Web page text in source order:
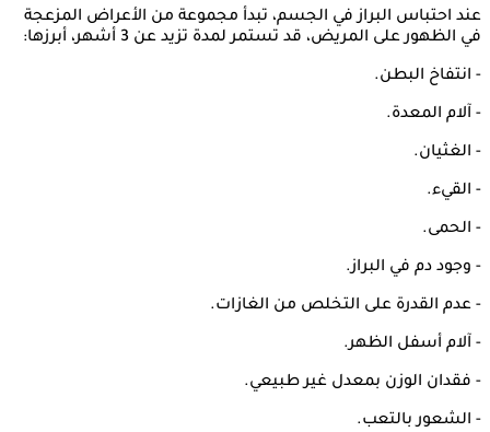
عند احتباس البراز في الجسم، تبدأ مجموعة من الأعراض المزعجة
في الظهور على المريض، قد تستمر لمدة تزيد عن 3 أشهر، أبرزها:
- انتفاخ البطن.
- آلام المعدة.
- الغثيان.
- القيء.
- الحمى.
- وجود دم في البراز.
- عدم القدرة على التخلص من الغازات.
- آلام أسفل الظهر.
- فقدان الوزن بمعدل غير طبيعي.
- الشعور بالتعب.